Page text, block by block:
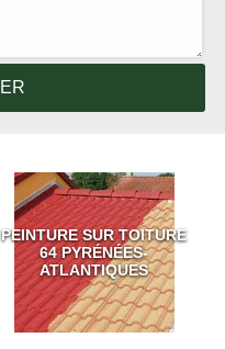
PEINTURE SUR TOITURE
64 PYRÉNÉES-
ATLANTIQUES